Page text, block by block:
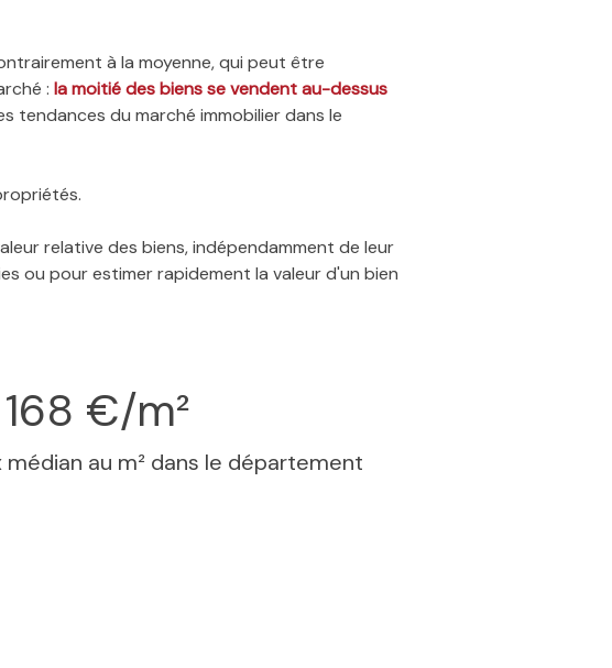
à la moyenne, qui peut être
: la moitié des biens se vendent au-dessus
tendances du marché immobilier dans le
relative des biens, indépendamment de leur
ou pour estimer rapidement la valeur d'un bien
€/m²
médian au m² dans le département